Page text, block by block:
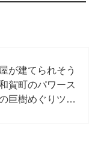
が建てられそう
賀町のパワース
巨樹めぐりツア